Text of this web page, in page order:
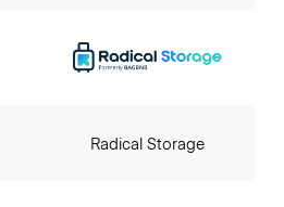
Radical Storage